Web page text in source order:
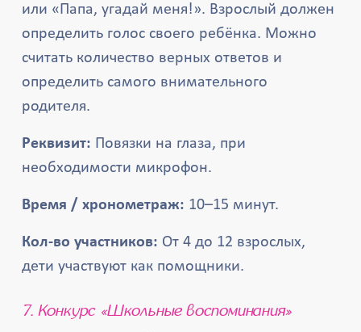
или «Папа, угадай меня!». Взрослый должен
определить голос своего ребёнка. Можно
считать количество верных ответов и
определить самого внимательного
родителя.
Реквизит: Повязки на глаза, при
необходимости микрофон.
Время / хронометраж: 10–15 минут.
Кол-во участников: От 4 до 12 взрослых,
дети участвуют как помощники.
7. Конкурс «Школьные воспоминания»